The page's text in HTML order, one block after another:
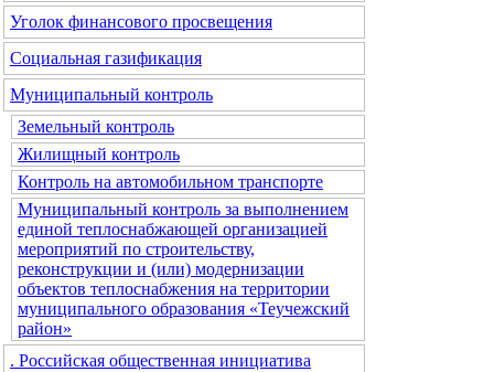
Уголок финансового просвещения
Социальная газификация
Муниципальный контроль
Земельный контроль
Жилищный контроль
Контроль на автомобильном транспорте
Муниципальный контроль за выполнением
единой теплоснабжающей организацией
мероприятий по строительству,
реконструкции и (или) модернизации
объектов теплоснабжения на территории
муниципального образования «Теучежский
район»
. Российская общественная инициатива